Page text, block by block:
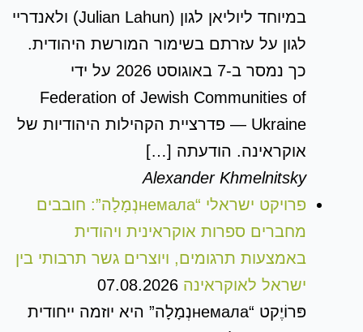
במיוחד ליוליאן לגון (Julian Lahun) ולאנדריי
לגון על עזרתם בשימור המורשת היהודית.
כך נמסר ב-7 באוגוסט 2026 על ידי
Federation of Jewish Communities of
Ukraine — פדרציית הקהילות היהודיות של
אוקראינה. הודעתה […]
Alexander Khmelnitsky
פרויקט ישראלי “немалаנְמָלָה”: חובבים
מחברים ספרות אוקראינית ויהודית
באמצעות תרגומים, ויוצרים גשר תרבותי בין
ישראל לאוקראינה 07.08.2026
פּרוֹיֶקט “немалаנְמָלָה” היא יוזמה ייחודית